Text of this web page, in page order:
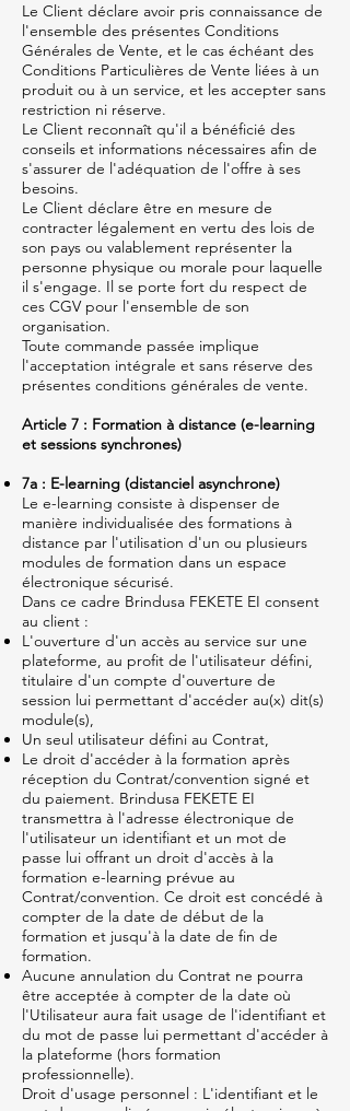
Le Client déclare avoir pris connaissance de
l'ensemble des présentes Conditions
Générales de Vente, et le cas échéant des
Conditions Particulières de Vente liées à un
produit ou à un service, et les accepter sans
restriction ni réserve.
Le Client reconnaît qu'il a bénéficié des
conseils et informations nécessaires afin de
s'assurer de l'adéquation de l'offre à ses
besoins.
Le Client déclare être en mesure de
contracter légalement en vertu des lois de
son pays ou valablement représenter la
personne physique ou morale pour laquelle
il s'engage. Il se porte fort du respect de
ces CGV pour l'ensemble de son
organisation.
Toute commande passée implique
l'acceptation intégrale et sans réserve des
présentes conditions générales de vente.
Article 7 : Formation à distance (e-learning
et sessions synchrones)
7a : E-learning (distanciel asynchrone)
Le e-learning consiste à dispenser de
manière individualisée des formations à
distance par l'utilisation d'un ou plusieurs
modules de formation dans un espace
électronique sécurisé.
Dans ce cadre Brindusa FEKETE EI consent
au client :
L'ouverture d'un accès au service sur une
plateforme, au profit de l'utilisateur défini,
titulaire d'un compte d'ouverture de
session lui permettant d'accéder au(x) dit(s)
module(s),
Un seul utilisateur défini au Contrat,
Le droit d'accéder à la formation après
réception du Contrat/convention signé et
du paiement. Brindusa FEKETE EI
transmettra à l'adresse électronique de
l'utilisateur un identifiant et un mot de
passe lui offrant un droit d'accès à la
formation e-learning prévue au
Contrat/convention. Ce droit est concédé à
compter de la date de début de la
formation et jusqu'à la date de fin de
formation.
Aucune annulation du Contrat ne pourra
être acceptée à compter de la date où
l'Utilisateur aura fait usage de l'identifiant et
du mot de passe lui permettant d'accéder à
la plateforme (hors formation
professionnelle).
Droit d'usage personnel : L'identifiant et le